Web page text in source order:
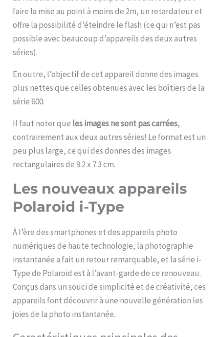
faire la mise au point à moins de 2m, un retardateur et
offre la possibilité d’éteindre le flash (ce qui n’est pas
possible avec beaucoup d’appareils des deux autres
séries).
En outre, l’objectif de cet appareil donne des images
plus nettes que celles obtenues avec les boîtiers de la
série 600.
Il faut noter que les images ne sont pas carrées,
contrairement aux deux autres séries! Le format est un
peu plus large, ce qui des donnes des images
rectangulaires de 9.2 x 7.3 cm.
Les nouveaux appareils
Polaroid i-Type
À l’ère des smartphones et des appareils photo
numériques de haute technologie, la photographie
instantanée a fait un retour remarquable, et la série i-
Type de Polaroid est à l’avant-garde de ce renouveau.
Conçus dans un souci de simplicité et de créativité, ces
appareils font découvrir à une nouvelle génération les
joies de la photo instantanée.